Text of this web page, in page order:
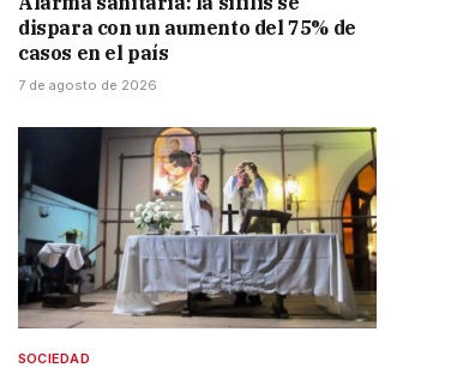
dispara con un aumento del 75% de
casos en el país
7 de agosto de 2026
SOCIEDAD